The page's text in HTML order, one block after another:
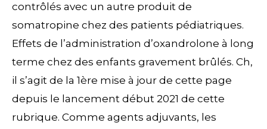
contrôlés avec un autre produit de
somatropine chez des patients pédiatriques.
Effets de l’administration d’oxandrolone à long
terme chez des enfants gravement brûlés. Ch,
il s’agit de la 1ère mise à jour de cette page
depuis le lancement début 2021 de cette
rubrique. Comme agents adjuvants, les